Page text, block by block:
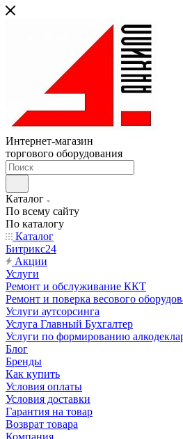
Интернет-магазин
торгового оборудования
Каталог
По всему сайту
По каталогу
Каталог
Битрикс24
Акции
Услуги
Ремонт и обслуживание ККТ
Ремонт и поверка весового
Услуги аутсорсинга
Услуга Главный Бухгалтер
Услуги по формированию
Блог
Бренды
Как купить
Условия оплаты
Условия доставки
Гарантия на товар
Возврат товара
Компания